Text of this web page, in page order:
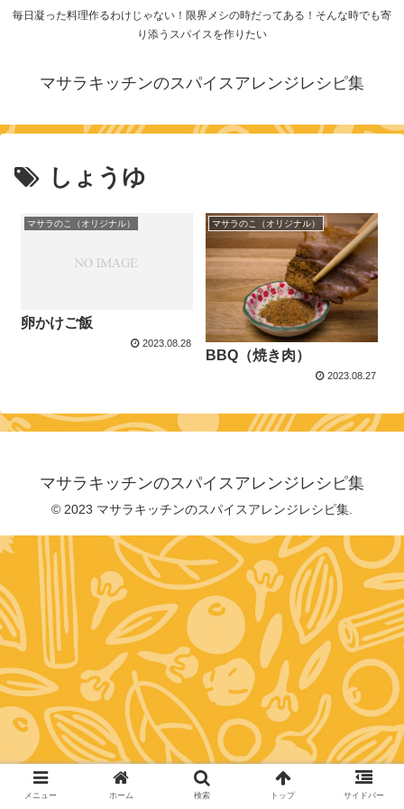
毎日凝った料理作るわけじゃない！限界メシの時だってある！そんな時でも寄
り添うスパイスを作りたい
マサラキッチンのスパイスアレンジレシピ集
しょうゆ
マサラのこ（オリジナル）
卵かけご飯
2023.08.28
マサラのこ（オリジナル）
BBQ（焼き肉）
2023.08.27
マサラキッチンのスパイスアレンジレシピ集
© 2023 マサラキッチンのスパイスアレンジレシピ集.
メニュー ホーム 検索 トップ サイドバー